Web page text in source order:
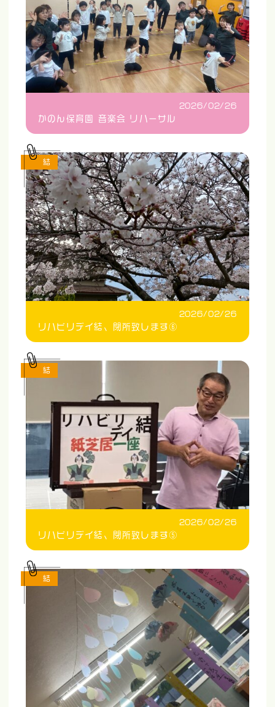
2026/02/26
かのん保育園 音楽会 リハーサル
2026/02/26
リハビリデイ結、閉所致します⑥
結
2026/02/26
リハビリデイ結、閉所致します⑤
結
結